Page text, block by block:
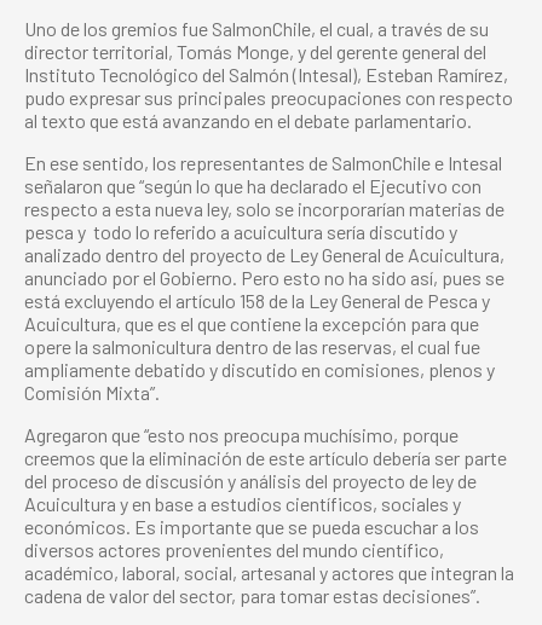
Uno de los gremios fue SalmonChile, el cual, a través de su
director territorial, Tomás Monge, y del gerente general del
Instituto Tecnológico del Salmón (Intesal), Esteban Ramírez,
pudo expresar sus principales preocupaciones con respecto
al texto que está avanzando en el debate parlamentario.
En ese sentido, los representantes de SalmonChile e Intesal
señalaron que “según lo que ha declarado el Ejecutivo con
respecto a esta nueva ley, solo se incorporarían materias de
pesca y todo lo referido a acuicultura sería discutido y
analizado dentro del proyecto de Ley General de Acuicultura,
anunciado por el Gobierno. Pero esto no ha sido así, pues se
está excluyendo el artículo 158 de la Ley General de Pesca y
Acuicultura, que es el que contiene la excepción para que
opere la salmonicultura dentro de las reservas, el cual fue
ampliamente debatido y discutido en comisiones, plenos y
Comisión Mixta”.
Agregaron que “esto nos preocupa muchísimo, porque
creemos que la eliminación de este artículo debería ser parte
del proceso de discusión y análisis del proyecto de ley de
Acuicultura y en base a estudios científicos, sociales y
económicos. Es importante que se pueda escuchar a los
diversos actores provenientes del mundo científico,
académico, laboral, social, artesanal y actores que integran la
cadena de valor del sector, para tomar estas decisiones”.